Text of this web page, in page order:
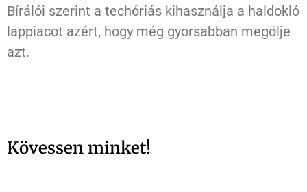
Bírálói szerint a techóriás kihasználja a haldokló
lappiacot azért, hogy még gyorsabban megölje
azt.
Kövessen minket!